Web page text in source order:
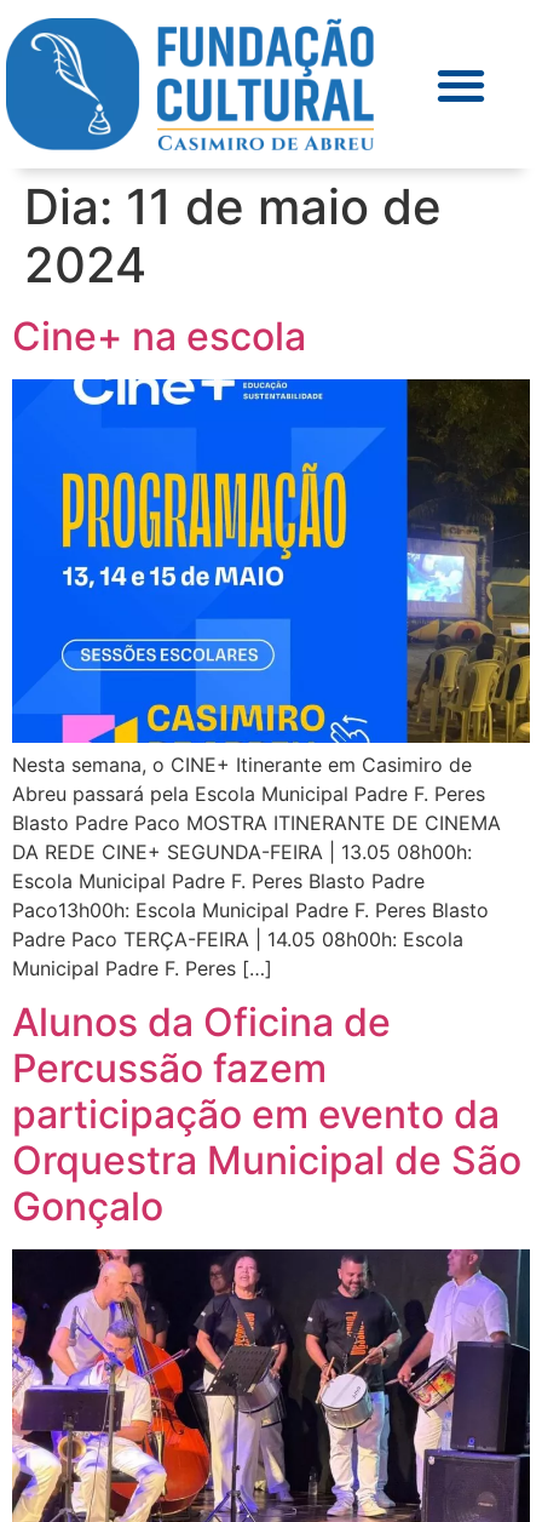
Dia: 11 de maio de
2024
Cine+ na escola
Nesta semana, o CINE+ Itinerante em Casimiro de
Abreu passará pela Escola Municipal Padre F. Peres
Blasto Padre Paco MOSTRA ITINERANTE DE CINEMA
DA REDE CINE+ SEGUNDA-FEIRA | 13.05 08h00h:
Escola Municipal Padre F. Peres Blasto Padre
Paco13h00h: Escola Municipal Padre F. Peres Blasto
Padre Paco TERÇA-FEIRA | 14.05 08h00h: Escola
Municipal Padre F. Peres […]
Alunos da Oficina de
Percussão fazem
participação em evento da
Orquestra Municipal de São
Gonçalo